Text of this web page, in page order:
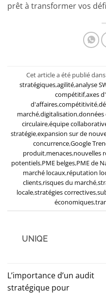
prêt à transformer vos
Cet article a été publié dans
stratégiques,agilité,analyse
compétitif,axes
d'affaires,compétitivité,
marché,digitalisation,données
circulaire,équipe
stratégie,expansion sur de
concurrence,Google
produit,menaces,nouvelles
potentiels,PME belges,PME de
marché locaux,réputation
clients,risques du marché,
locale,stratégies correctives,
économiques,
UNIQE
L’importance d’un audit
stratégique pour